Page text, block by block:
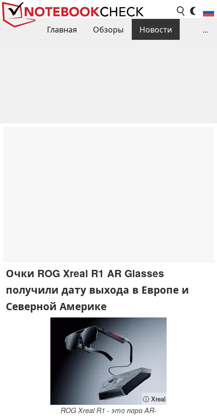
Главная Обзоры
Новости
...
Очки ROG Xreal R1 AR Glasses
получили дату выхода в Европе и
Северной Америке
ⓘ Xreal
ROG Xreal R1 - это пара AR-